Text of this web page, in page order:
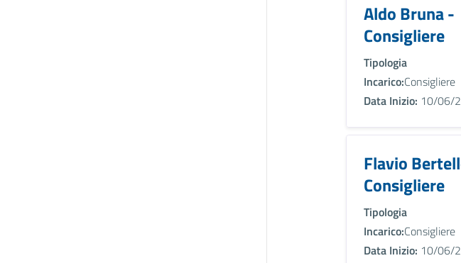
Aldo Bruna -
Consigliere
Tipologia
Incarico:Consigliere
Data Inizio: 10/06/
Flavio
Consigliere
Tipologia
Incarico:Consigliere
Data Inizio: 10/06/